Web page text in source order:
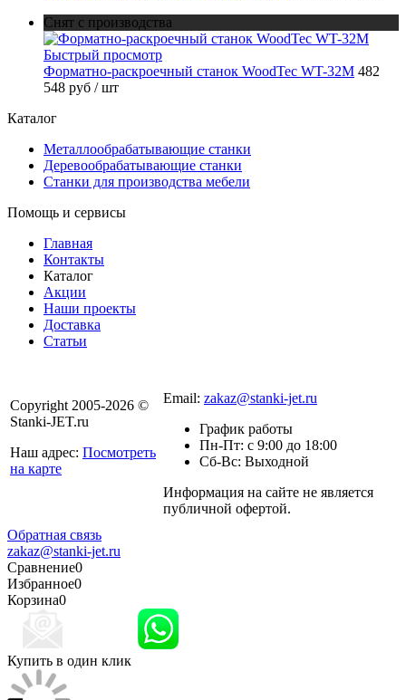
Снят с производства
Быстрый просмотр
Форматно-раскроечный станок WoodTec WT-32M 482
548 руб / шт
Каталог
Металлообрабатывающие станки
Деревообрабатывающие станки
Станки для производства мебели
Помощь и сервисы
Главная
Контакты
Каталог
Акции
Наши проекты
Доставка
Статьи
Copyright 2005-2026 ©
Stanki-JET.ru
Наш адрес: Посмотреть
на карте
Email: zakaz@stanki-jet.ru
График работы
Пн-Пт: с 9:00 до 18:00
Сб-Вс: Выходной
Информация на сайте не является
публичной офертой.
Обратная связь
zakaz@stanki-jet.ru
Сравнение0
Избранное0
Корзина0
Купить в один клик